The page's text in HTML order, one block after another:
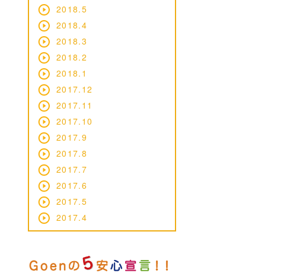
2018.5
2018.4
2018.3
2018.2
2018.1
2017.12
2017.11
2017.10
2017.9
2017.8
2017.7
2017.6
2017.5
2017.4